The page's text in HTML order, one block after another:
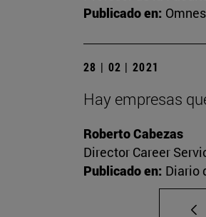
Publicado en: Omnes
28 | 02 | 2021
Hay empresas
Roberto Cabezas
Director Career
Publicado en: Diario